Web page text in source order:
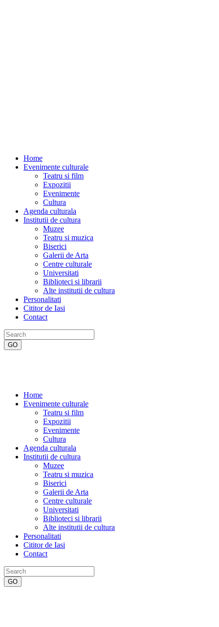
Home
Evenimente culturale
Teatru si film
Expozitii
Evenimente
Cultura
Agenda culturala
Institutii de cultura
Muzee
Teatru si muzica
Biserici
Galerii de Arta
Centre culturale
Universitati
Biblioteci si librarii
Alte institutii de cultura
Personalitati
Cititor de Iasi
Contact
Home
Evenimente culturale
Teatru si film
Expozitii
Evenimente
Cultura
Agenda culturala
Institutii de cultura
Muzee
Teatru si muzica
Biserici
Galerii de Arta
Centre culturale
Universitati
Biblioteci si librarii
Alte institutii de cultura
Personalitati
Cititor de Iasi
Contact